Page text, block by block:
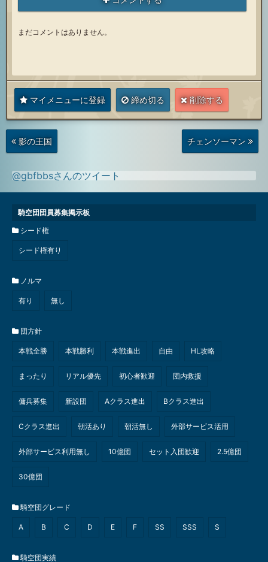
まだコメントはありません。
マイメニューに登録 締め切る 削除する
次
の
投
影の王国
前
の
投
チェンソーマン
@gbfbbsさんのツイート
騎空団団員募集掲示板
シード権
シード権有り
ノルマ
有り 無し
団方針
本戦全勝 本戦勝利 本戦進出 自由 HL攻略
まったり リアル優先 初心者歓迎 団内救援
傭兵募集 新設団 Aクラス進出 Bクラス進出
Cクラス進出 朝活あり 朝活無し 外部サービス活用
外部サービス利用無し 10億団 セット入団歓迎 2.5億団
30億団
騎空団グレード
A B C D E F SS SSS S
騎空団実績